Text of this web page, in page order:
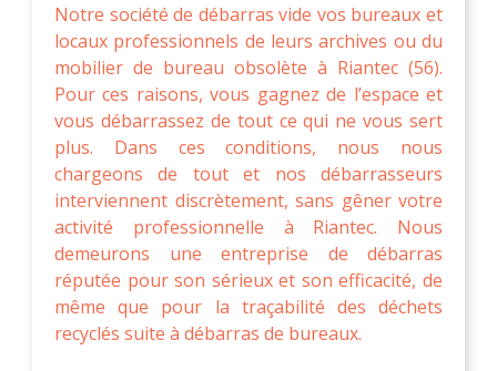
Notre société de débarras vide vos bureaux et
locaux professionnels de leurs archives ou du
mobilier de bureau obsolète à Riantec (56).
Pour ces raisons, vous gagnez de l’espace et
vous débarrassez de tout ce qui ne vous sert
plus. Dans ces conditions, nous nous
chargeons de tout et nos débarrasseurs
interviennent discrètement, sans gêner votre
activité professionnelle à Riantec. Nous
demeurons une entreprise de débarras
réputée pour son sérieux et son efficacité, de
même que pour la traçabilité des déchets
recyclés suite à débarras de bureaux.